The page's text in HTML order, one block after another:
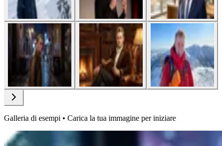
Galleria di esempi • Carica la tua immagine per iniziare